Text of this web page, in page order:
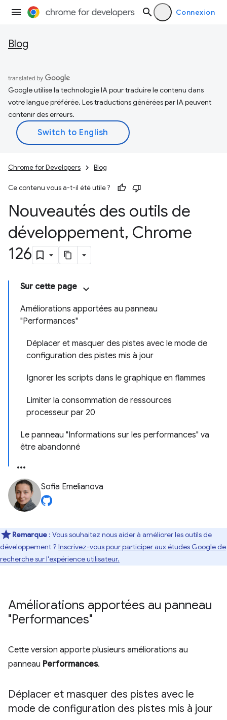
Connexion
Blog
Google utilise la technologie IA pour traduire le contenu dans
votre langue préférée. Les traductions générées par IA peuvent
contenir des erreurs.
Chrome for Developers Blog
Ce contenu vous a-t-il été utile ?
Nouveautés des outils de
développement, Chrome
126
Sur cette page
Améliorations apportées au panneau
"Performances"
Déplacer et masquer des pistes avec le mode de
configuration des pistes mis à jour
Ignorer les scripts dans le graphique en flammes
Limiter la consommation de ressources
processeur par 20
Le panneau "Informations sur les performances" va
être abandonné
Sofia Emelianova
Remarque : Vous souhaitez nous aider à améliorer les outils de
développement ? Inscrivez-vous pour participer aux études Google de
recherche sur l'expérience utilisateur.
Améliorations apportées au panneau
"Performances"
Cette version apporte plusieurs améliorations au
panneau Performances.
Déplacer et masquer des pistes avec le
mode de configuration des pistes mis à jour